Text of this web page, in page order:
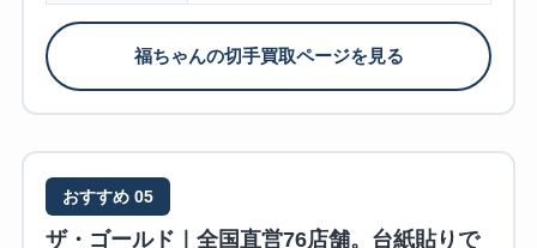
福ちゃんの切手買取ページを見る
おすすめ 05
ザ・ゴールド｜全国直営76店舗。台紙貼りで